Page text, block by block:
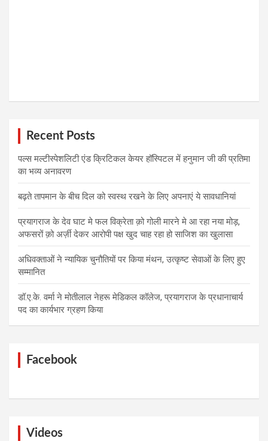
Recent Posts
पल्स मल्टीस्पेशलिटी एंड क्रिटिकल केयर हॉस्पिटल में हनुमान जी की प्रतिमा
का भव्य अनावरण
बढ़ते तापमान के बीच दिल को स्वस्थ रखने के लिए अपनाएं ये सावधानियां
प्रयागराज के देव घाट मे फल विक्रेता क़ो गोली मारने मे आ रहा नया मोड़,
अफसरों क़ो अर्ज़ी देकर आरोपी पक्ष खुद चाह रहा हो साजिश का खुलासा
अधिवक्ताओं ने न्यायिक चुनौतियों पर किया मंथन, उत्कृष्ट सेवाओं के लिए हुए
सम्मानित
डॉ.ए.के. वर्मा ने मोतीलाल नेहरू मेडिकल कॉलेज, प्रयागराज के प्रधानाचार्य
पद का कार्यभार ग्रहण किया
Facebook
Videos